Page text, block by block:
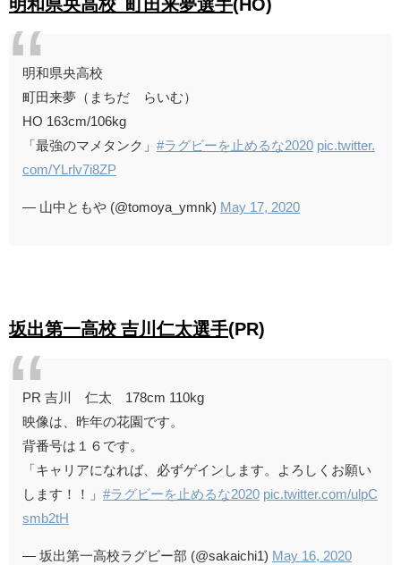
明和県央高校 町田来夢選手(HO)
明和県央高校
町田来夢（まちだ らいむ）
HO 163cm/106kg
「最強のマメタンク」 #ラグビーを止めるな2020 pic.twitter.
com/YLrlv7i8ZP
— 山中ともや (@tomoya_ymnk) May 17, 2020
坂出第一高校 吉川仁太選手(PR)
PR 吉川 仁太 178cm 110kg
映像は、昨年の花園です。
背番号は１６です。
「キャリアになれば、必ずゲインします。よろしくお願い
します！！」 #ラグビーを止めるな2020 pic.twitter.com/ulpC
smb2tH
— 坂出第一高校ラグビー部 (@sakaichi1) May 16, 2020